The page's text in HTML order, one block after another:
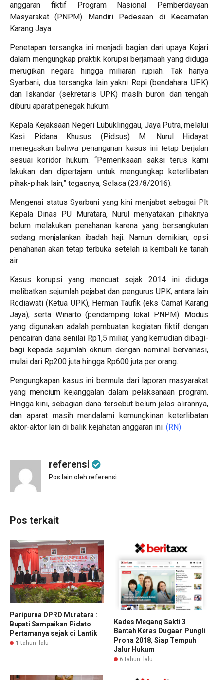
anggaran fiktif Program Nasional Pemberdayaan
Masyarakat (PNPM) Mandiri Pedesaan di Kecamatan
Karang Jaya.
Penetapan tersangka ini menjadi bagian dari upaya Kejari
dalam mengungkap praktik korupsi berjamaah yang diduga
merugikan negara hingga miliaran rupiah. Tak hanya
Syarbani, dua tersangka lain yakni Repi (bendahara UPK)
dan Iskandar (sekretaris UPK) masih buron dan tengah
diburu aparat penegak hukum.
Kepala Kejaksaan Negeri Lubuklinggau, Jaya Putra, melalui
Kasi Pidana Khusus (Pidsus) M. Nurul Hidayat
menegaskan bahwa penanganan kasus ini tetap berjalan
sesuai koridor hukum. “Pemeriksaan saksi terus kami
lakukan dan dipertajam untuk mengungkap keterlibatan
pihak-pihak lain,” tegasnya, Selasa (23/8/2016).
Mengenai status Syarbani yang kini menjabat sebagai Plt
Kepala Dinas PU Muratara, Nurul menyatakan pihaknya
belum melakukan penahanan karena yang bersangkutan
sedang menjalankan ibadah haji. Namun demikian, opsi
penahanan akan tetap terbuka setelah ia kembali ke tanah
air.
Kasus korupsi yang mencuat sejak 2014 ini diduga
melibatkan sejumlah pejabat dan pengurus UPK, antara lain
Rodiawati (Ketua UPK), Herman Taufik (eks Camat Karang
Jaya), serta Winarto (pendamping lokal PNPM). Modus
yang digunakan adalah pembuatan kegiatan fiktif dengan
pencairan dana senilai Rp1,5 miliar, yang kemudian dibagi-
bagi kepada sejumlah oknum dengan nominal bervariasi,
mulai dari Rp200 juta hingga Rp600 juta per orang.
Pengungkapan kasus ini bermula dari laporan masyarakat
yang mencium kejanggalan dalam pelaksanaan program.
Hingga kini, sebagian dana tersebut belum jelas alirannya,
dan aparat masih mendalami kemungkinan keterlibatan
aktor-aktor lain di balik kejahatan anggaran ini. (RN)
referensi
Pos lain oleh referensi
Pos terkait
Paripurna DPRD Muratara :
Bupati Sampaikan Pidato
Pertamanya sejak di Lantik
1 tahun lalu
Kades Megang Sakti 3
Bantah Keras Dugaan Pungli
Prona 2018, Siap Tempuh
Jalur Hukum
6 tahun lalu